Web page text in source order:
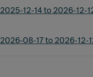
Timetable line OEXP
2025-12-14 to 2026-12-
Timetable line OEXP
2026-08-17 to 2026-12-